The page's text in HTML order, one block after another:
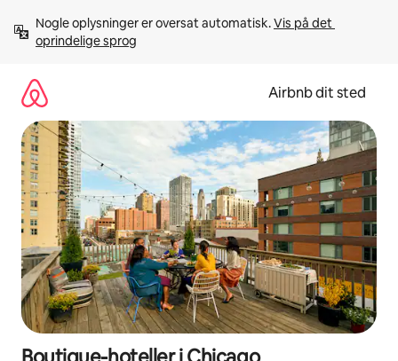
videre
Nogle oplysninger er oversat automatisk. Vis på det
oprindelige sprog
Airbnb dit sted